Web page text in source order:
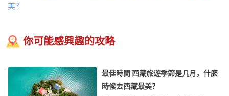
美？
你可能感興趣的攻略
最佳時間|西藏旅遊季節是几月，什麼
時候去西藏最美？